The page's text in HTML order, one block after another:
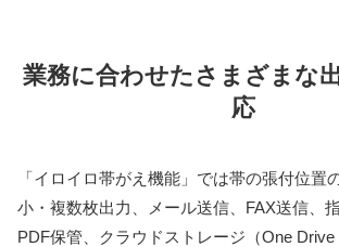
業務に合わせたさまざまな
応
「イロイロ帯がえ機能」では帯の張付位置
⼩・複数枚出⼒、メール送信、FAX送信、
PDF保管、クラウドストレージ（One